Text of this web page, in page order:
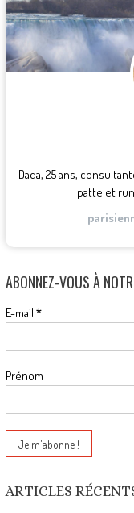
Dada, 25 ans,
patte et
ABONNEZ-VOUS À
E-mail *
Prénom
ARTICLES